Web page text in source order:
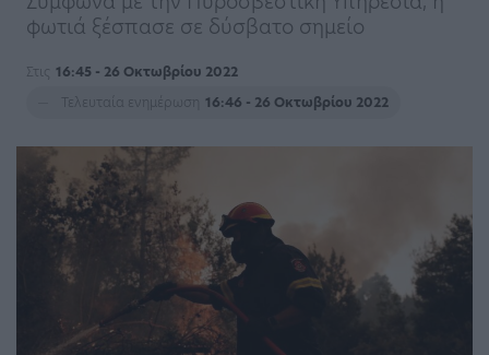
φωτιά ξέσπασε σε δύσβατο σημείο
Στις 16:45 - 26 Οκτωβρίου 2022
Τελευταία ενημέρωση
16:46 - 26 Οκτωβρίου 2022